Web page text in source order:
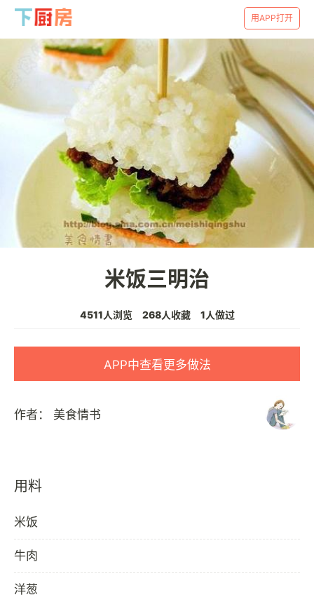
用APP打开
米饭三明治
4511人浏览 268人收藏 1人做过
APP中查看更多做法
作者： 美食情书
用料
米饭
牛肉
洋葱